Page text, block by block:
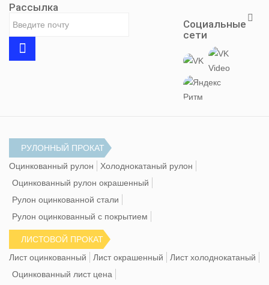
Рассылка
Социальные
сети
РУЛОННЫЙ ПРОКАТ
Оцинкованный рулон
Холоднокатаный рулон
Оцинкованный рулон окрашенный
Рулон оцинкованной стали
Рулон оцинкованный с покрытием
ЛИСТОВОЙ ПРОКАТ
Лист оцинкованный
Лист окрашенный
Лист холоднокатаный
Оцинкованный лист цена